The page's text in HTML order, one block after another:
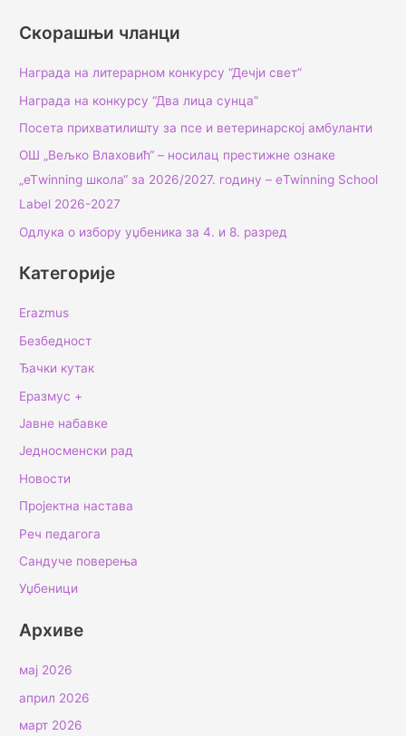
Скорашњи чланци
Награда на литерарном конкурсу “Дечји свет”
Награда на конкурсу “Два лица сунца”
Посета прихватилишту за псе и ветеринарској амбуланти
ОШ „Вељко Влаховић“ – носилац престижне ознаке
„еТwinning школа“ за 2026/2027. годину – еTwinning School
Label 2026-2027
Одлука о избору уџбеника за 4. и 8. разред
Категорије
Erazmus
Безбедност
Ђачки кутак
Еразмус +
Јавне набавке
Једносменски рад
Новости
Пројектна настава
Реч педагога
Сандуче поверења
Уџбеници
Архиве
мај 2026
април 2026
март 2026